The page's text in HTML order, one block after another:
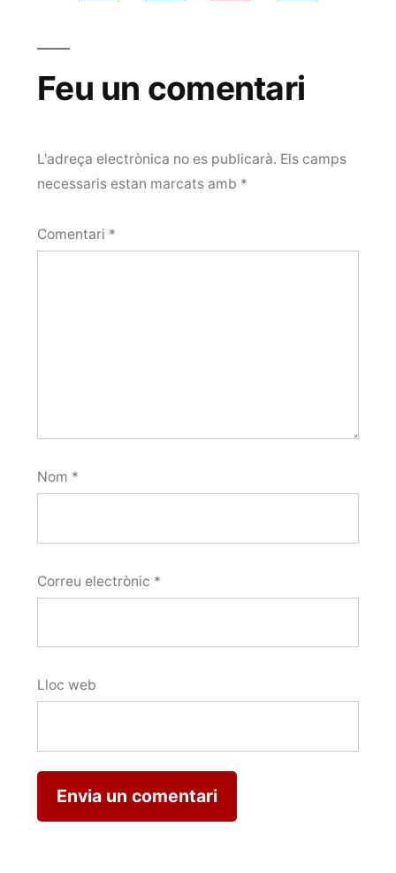
Feu un comentari
L'adreça electrònica no es publicarà. Els camps
necessaris estan marcats amb *
Comentari *
Nom *
Correu electrònic *
Lloc web